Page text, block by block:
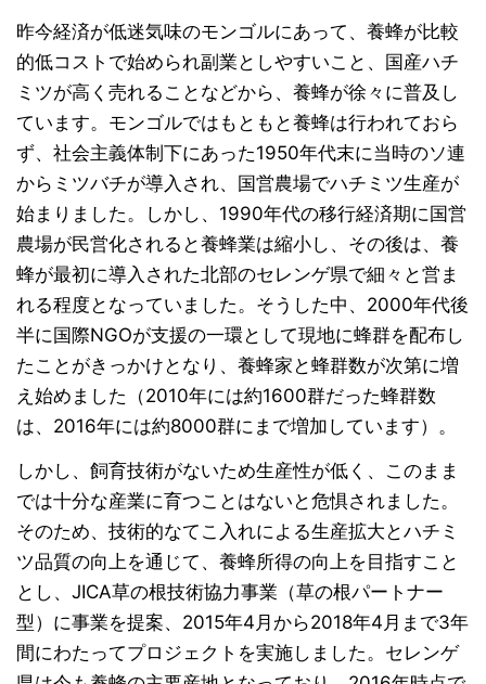
昨今経済が低迷気味のモンゴルにあって、養蜂が比較
的低コストで始められ副業としやすいこと、国産ハチ
ミツが高く売れることなどから、養蜂が徐々に普及し
ています。モンゴルではもともと養蜂は行われておら
ず、社会主義体制下にあった1950年代末に当時のソ連
からミツバチが導入され、国営農場でハチミツ生産が
始まりました。しかし、1990年代の移行経済期に国営
農場が民営化されると養蜂業は縮小し、その後は、養
蜂が最初に導入された北部のセレンゲ県で細々と営ま
れる程度となっていました。そうした中、2000年代後
半に国際NGOが支援の一環として現地に蜂群を配布し
たことがきっかけとなり、養蜂家と蜂群数が次第に増
え始めました（2010年には約1600群だった蜂群数
は、2016年には約8000群にまで増加しています）。
しかし、飼育技術がないため生産性が低く、このまま
では十分な産業に育つことはないと危惧されました。
そのため、技術的なてこ入れによる生産拡大とハチミ
ツ品質の向上を通じて、養蜂所得の向上を目指すこと
とし、JICA草の根技術協力事業（草の根パートナー
型）に事業を提案、2015年4月から2018年4月まで3年
間にわたってプロジェクトを実施しました。セレンゲ